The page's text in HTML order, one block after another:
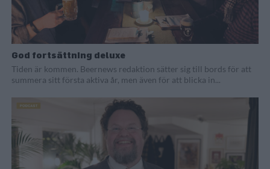
God fortsättning deluxe
Tiden är kommen. Beernews redaktion sätter sig till bords för att
summera sitt första aktiva år, men även för att blicka in...